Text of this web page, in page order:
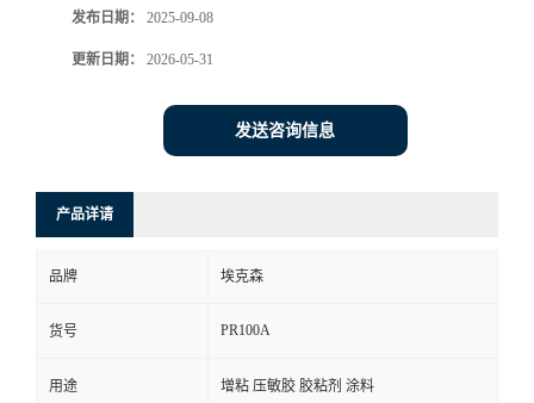
发布日期： 2025-09-08
更新日期： 2026-05-31
发送咨询信息
产品详请
品牌 埃克森
货号 PR100A
用途 增粘 压敏胶 胶粘剂 涂料